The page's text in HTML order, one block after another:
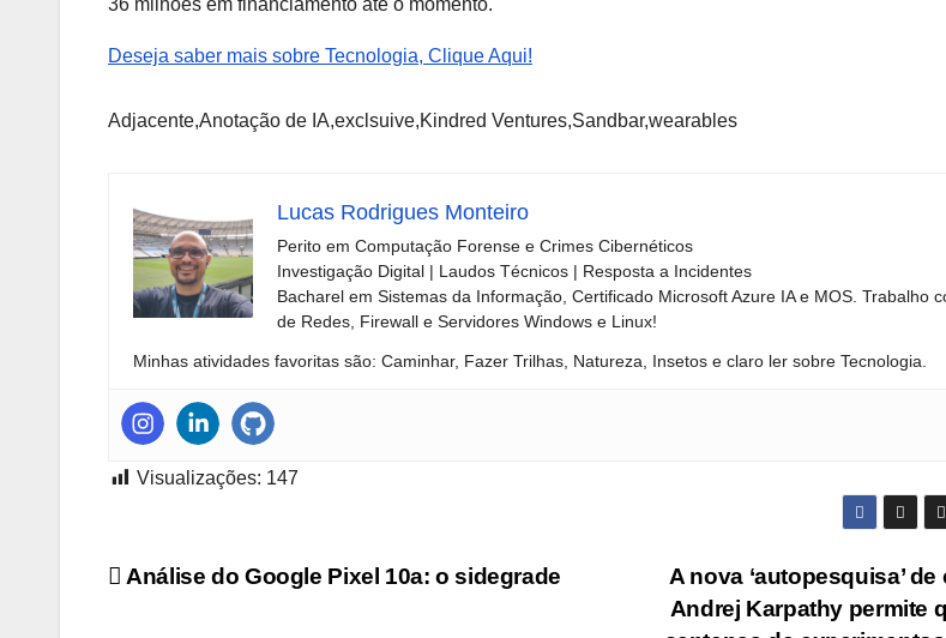
36 milhões em financiamento até o momento.
Deseja saber mais sobre Tecnologia, Clique Aqui!
Adjacente,Anotação de IA,exclsuive,Kindred Ventures,Sandbar,wearables
Lucas Rodrigues Monteiro
Perito em Computação Forense e Crimes Cibernéticos
Investigação Digital | Laudos Técnicos | Resposta a Incidentes
Bacharel em Sistemas da Informação, Certificado Microsoft Azure IA e MOS. Trabalho
de Redes, Firewall e Servidores Windows e Linux!
Minhas atividades favoritas são: Caminhar, Fazer Trilhas, Natureza, Insetos e claro ler sobre Tecnologia.
Visualizações: 147
Navegação
A nova ‘autopesquisa’
Andrej Karpathy permite
Análise do Google Pixel 10a: o sidegrade